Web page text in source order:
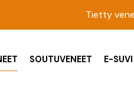
Tietty
SOUTUVENEET E-SUVI